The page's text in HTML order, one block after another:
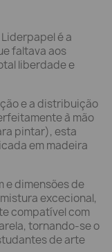
é a
faltava aos
liberdade e
e a distribuição
à mão
pintar), esta
em madeira
e dimensões de
excecional,
compatível com
tornando-se o
de arte